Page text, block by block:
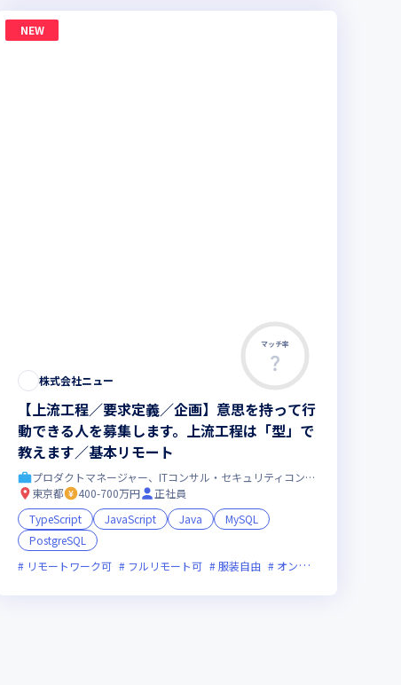
未満 女性エンジニアが活躍中
NEW
マッチ率
株式会社ニュー
【上流工程／要求定義／企画】意思を持って行
動できる人を募集します。上流工程は「型」で
教えます／基本リモート
プロダクトマネージャー、ITコンサル・セキュリティコンサル
東京都
400-700万円
正社員
TypeScript
JavaScript Java
MySQL
PostgreSQL
リモートワーク可
フルリモート可 服装自由 オンライン選考可